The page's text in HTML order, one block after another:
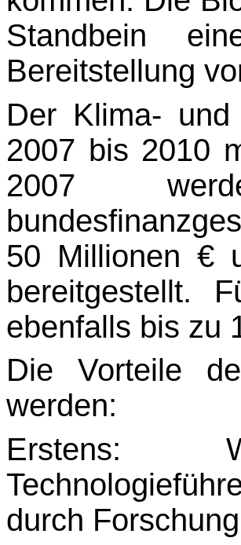
Standbein
Bereitstellung
Der Klima-
2007 bis 2010
2007
50 Millionen €
bereitgestellt.
ebenfalls bis zu
Die Vorteile
werden:
Erstens:
durch